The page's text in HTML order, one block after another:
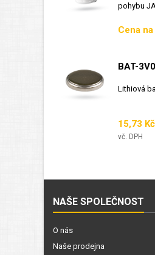
pohybu
Cena
Cena
BAT-
Lithiová
Cena
15,73 Kč
vč. DPH
NAŠE SPOLEČNOST
O nás
Naše prodejna